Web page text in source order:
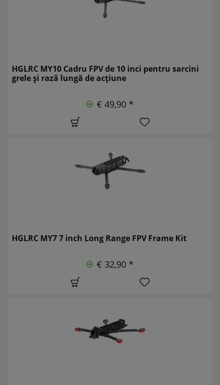
HGLRC MY10 Cadru FPV de 10 inci pentru sarcini
grele și rază lungă de acțiune
€ 49,90 *
HGLRC MY7 7 inch Long Range FPV Frame Kit
€ 32,90 *